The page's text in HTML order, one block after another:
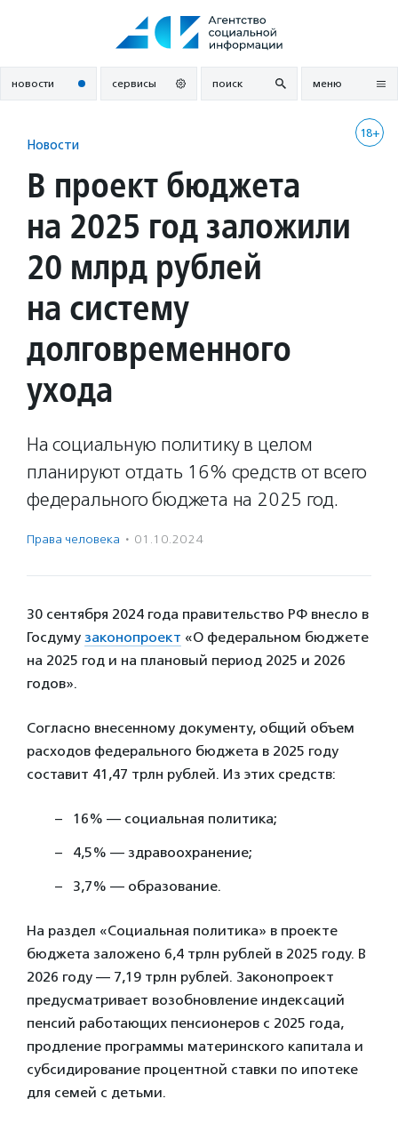
новости сервисы поиск меню
18+
Новости
В проект бюджета
на 2025 год заложили
20 млрд рублей
на систему
долговременного
ухода
На социальную политику в целом
планируют отдать 16% средств от всего
федерального бюджета на 2025 год.
Права человека · 01.10.2024
30 сентября 2024 года правительство РФ внесло в
Госдуму законопроект «О федеральном бюджете
на 2025 год и на плановый период 2025 и 2026
годов».
Согласно внесенному документу, общий объем
расходов федерального бюджета в 2025 году
составит 41,47 трлн рублей. Из этих средств:
16% — социальная политика;
4,5% — здравоохранение;
3,7% — образование.
На раздел «Социальная политика» в проекте
бюджета заложено 6,4 трлн рублей в 2025 году. В
2026 году — 7,19 трлн рублей. Законопроект
предусматривает возобновление индексаций
пенсий работающих пенсионеров с 2025 года,
продление программы материнского капитала и
субсидирование процентной ставки по ипотеке
для семей с детьми.